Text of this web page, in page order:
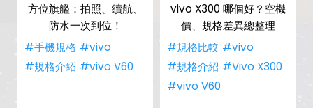
方位旗艦：拍照、續航、
防水一次到位！
#手機規格 #vivo
#規格介紹 #vivo V60
vivo X300 哪個好？空機
價、規格差異總整理
#規格比較 #vivo
#規格介紹 #Vivo X300
#vivo V60